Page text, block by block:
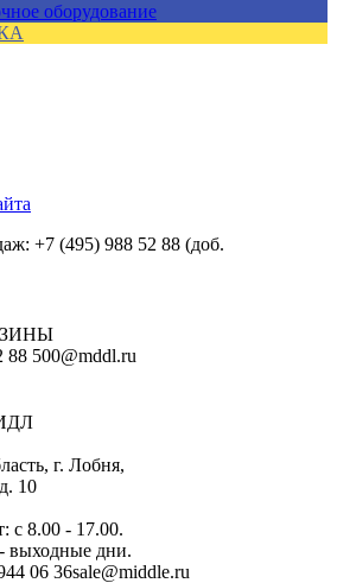
оборудование
+7 (495) 988 52 88 (доб.
88 500@mddl.ru
г. Лобня,
10
с 8.00 - 17.00.
выходные дни.
06 36sale@middle.ru